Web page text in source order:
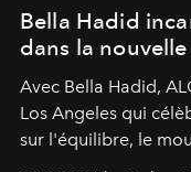
Bella Hadid
dans la
Avec Bella Hadid,
Los Angeles qui
sur l'équilibre, le